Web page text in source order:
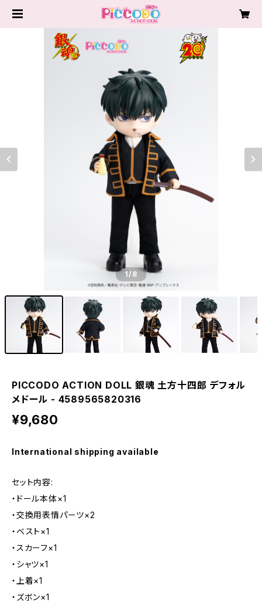
1/8
PICCODO ACTION DOLL 銀魂 土方十四郎 デフォル
メドール - 4589565820316
¥9,680
International shipping available
セット内容:
・ドール本体×1
・交換用表情パーツ×2
・ベスト×1
・スカーフ×1
・シャツ×1
・上着×1
・ズボン×1